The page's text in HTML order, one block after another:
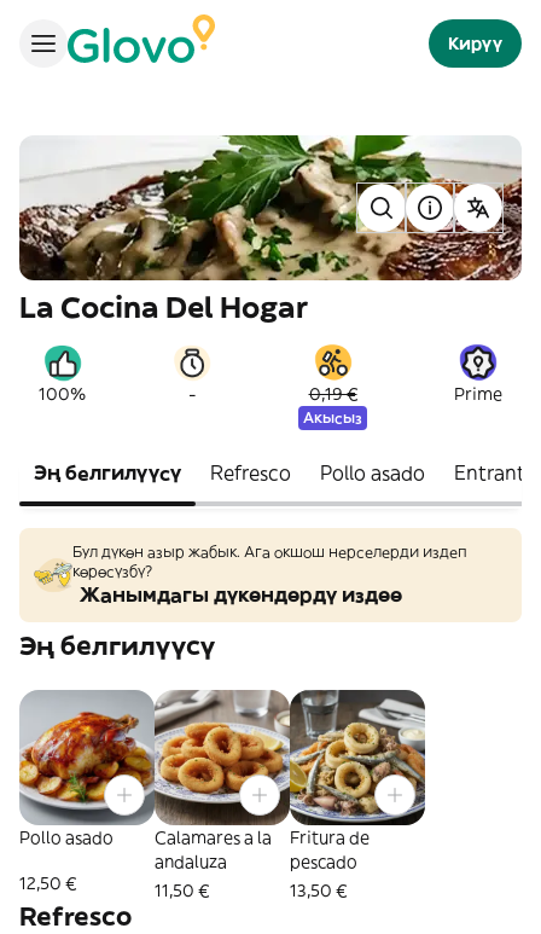
Кирүү
La Cocina Del Hogar
100% - 0,19 €
Акысыз
Prime
Эң белгилүүсү Refresco Pollo asado Entrante
Бул дүкөн азыр жабык. Ага окшош нерселерди издеп
көрөсүзбү?
Жанымдагы дүкөндөрдү издөө
Эң белгилүүсү
Pollo asado
12,50 €
Calamares a la
andaluza
11,50 €
Fritura de
pescado
13,50 €
Refresco